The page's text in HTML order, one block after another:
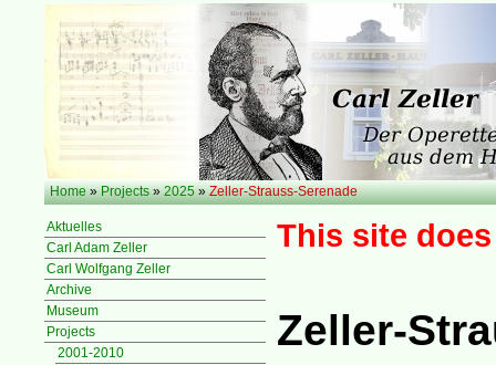
Home »Projects »2025 »Zeller-Strauss-Serenade
Aktuelles
Carl Adam Zeller
Carl Wolfgang Zeller
Archive
Museum
Projects
2001-2010
This site
Zeller-